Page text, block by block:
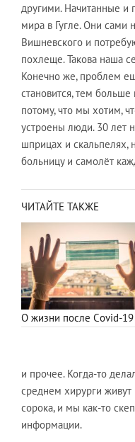
другими. Начитанные и
мира в Гугле. Они сами
Вишневского и
похлеще. Такова наша
Конечно же, проблем
становится, тем
потому, что мы хотим,
устроены люди. 30 лет
шприцах и
больницу и самолёт
ЧИТАЙТЕ ТАКЖЕ
О жизни после Сovid-19
и прочее. Когда-то
среднем хирурги
сорока, и мы как-то
информации.